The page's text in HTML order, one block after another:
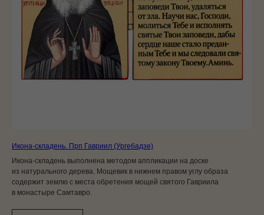
Икона-складень. Прп Гавриил (Ургебадзе)
Икона-складень выполнена методом аппликации на доске
из натурального дерева. Мощевик в нижнем правом углу образа
содержит землю с места обретения мощей святого Гавриила
в монастыре Самтавро.